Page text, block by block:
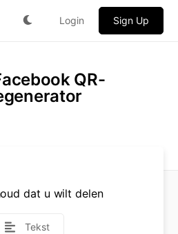
Login Sign Up
QR-
dat u wilt delen
Tekst